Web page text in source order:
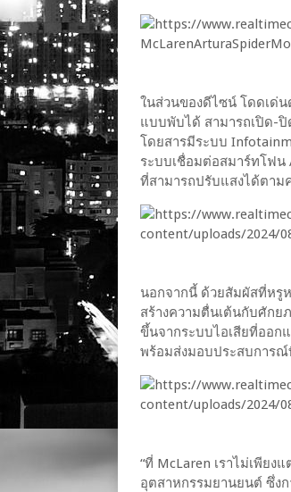
ในส่วนของดีไซน์ โดดเด่
แบบพับได้ สามารถเปิด-ปิ
โดยสารมีระบบ
ระบบเชื่อมต่อสมาร์ทโฟน
ที่สามารถปรับแสงได้ตาม
นอกจากนี้ ด้วยสัมผัสที่หรู
สร้างความตื่นเต้นกับศักย
ขึ้นจากระบบไอเสียที่ออก
พร้อมส่งมอบประสบการ
“ที่ McLaren เราไม่เพีย
อุตสาหกรรมยานยนต์ ซึ่งก